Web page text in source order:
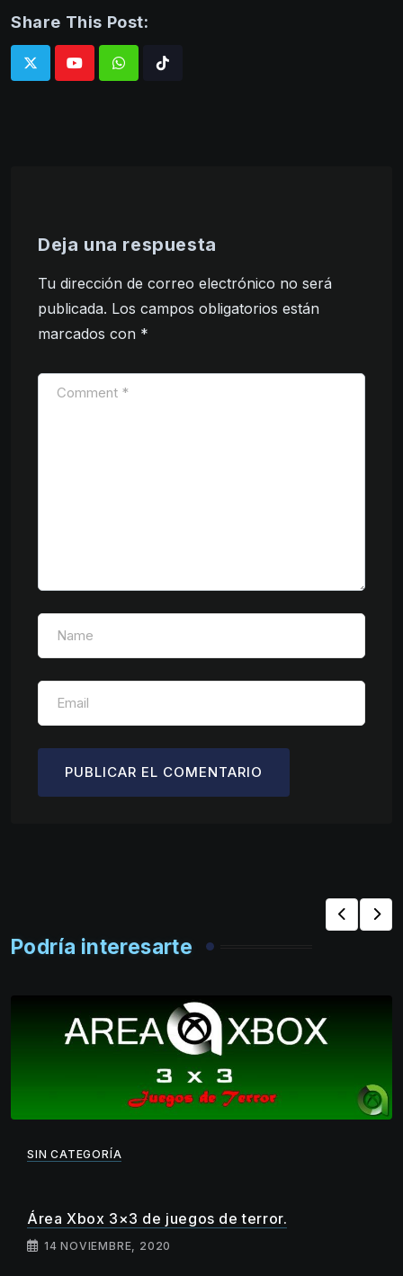
Share This Post:
WhatsappTiktok
Deja una respuesta
Tu dirección de correo electrónico no será
publicada. Los campos obligatorios están
marcados con *
Podría interesarte
SIN CATEGORÍA
Área Xbox 3×3 de juegos de terror.
14 NOVIEMBRE, 2020